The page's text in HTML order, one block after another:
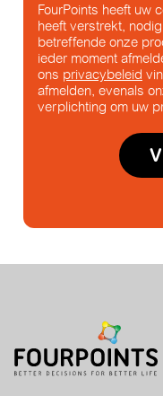
FourPoints heeft uw
heeft verstrekt,
betreffende onze
ieder moment
ons privacybeleid
afmelden, evenals
verplichting om uw